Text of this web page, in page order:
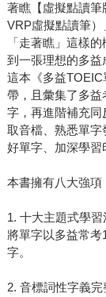
著瞧【虛擬點讀筆
VRP虛擬點讀筆）
「走著瞧」這樣
到一張理想的多益
這本《多益
帶，且彙集了多益
字，再進階補充同
取音檔、熟悉單
好單字、加深學習
本書擁有八大強項
1. 十大主題式學習
將單字以多益常
字。
2. 音標詞性字義完